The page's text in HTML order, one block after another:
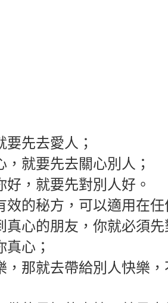
先去愛人；
就要先去關心別人；
好，就要先對別人好。
效的秘方，可以適用在
真心的朋友，你就必須
真心；
，那就去帶給別人快樂